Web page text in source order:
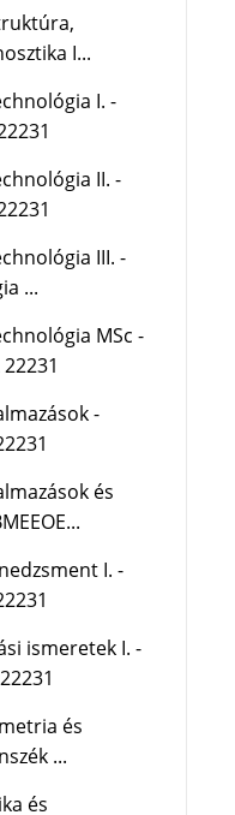
I...
I. -
II. -
III. -
...
MSc -
-
és
I. -
ismeretek I. -
és
...
és